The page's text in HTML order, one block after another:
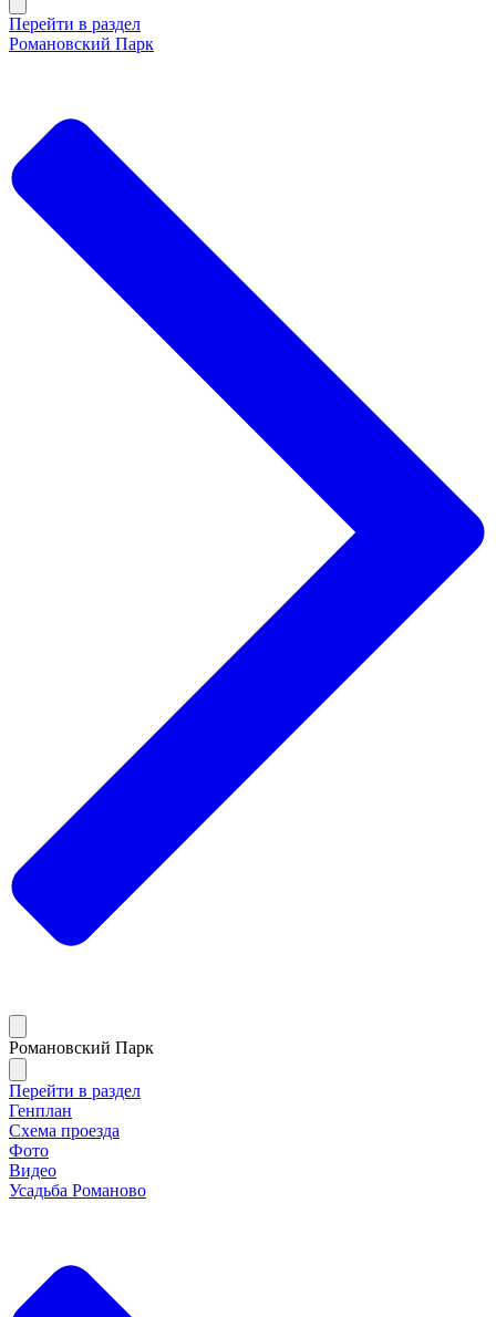
Перейти в раздел
Романовский Парк
Романовский Парк
Перейти в раздел
Генплан
Схема проезда
Фото
Видео
Усадьба Романово